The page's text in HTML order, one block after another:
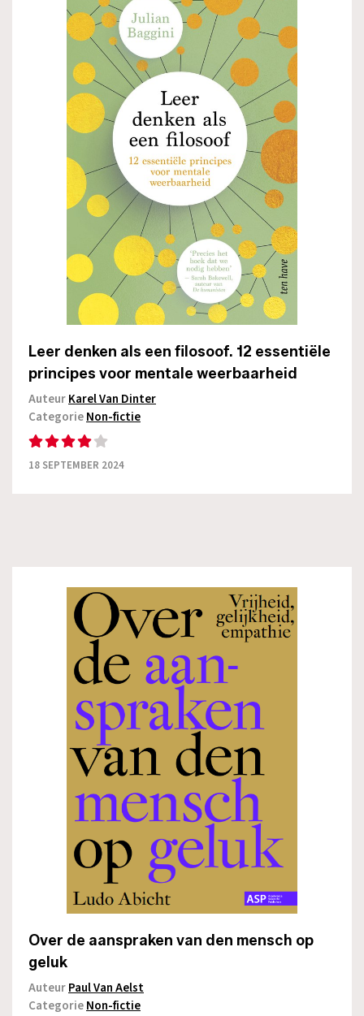
Leer denken als een filosoof. 12 essentiële
principes voor mentale weerbaarheid
AuteurKarel Van Dinter
CategorieNon-fictie
18 SEPTEMBER 2024
Over de aanspraken van den mensch op
geluk
AuteurPaul Van Aelst
CategorieNon-fictie